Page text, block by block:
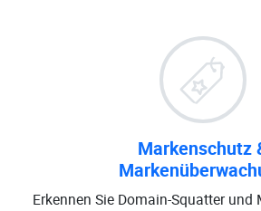
Markenschutz
Erkennen Sie Domain-Squatter